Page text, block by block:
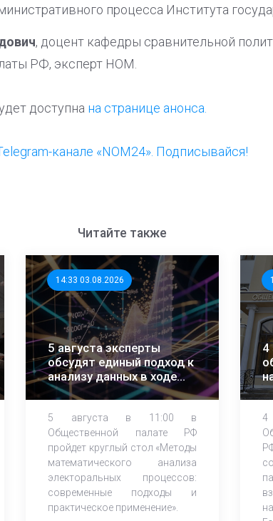
процесса Института
, доцент кафедры сравнительной
РФ, эксперт НОМ.
доступна на странице анонса.
канале «NOM24». Подписывайся!
Читайте также
14:33 03.08.2026
5 августа эксперты
обсудят единый подход к
анализу данных в ходе
ЕДГ-2026
5 августа в 11:00 в
Общественной палате РФ
пройдет круглый стол «Методы
математического анализа
электоральных процессов:
современные подходы и
практическое применение».
4